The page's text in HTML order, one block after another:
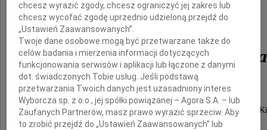
Z żalem i smutkiem żegnamy
Włodzimierza Wójcika
byłego Wojewodę Świętokrzyskiego,
długoletniego pracownika Urzędu Wojewódzkiego w
chcesz wyrazić zgody, chcesz ograniczyć jej zakres lub
chcesz wycofać zgodę uprzednio udzieloną przejdź do
„Ustawień Zaawansowanych”.
Twoje dane osobowe mogą być przetwarzane także do
celów badania i mierzenia informacji dotyczących
funkcjonowania serwisów i aplikacji lub łączone z danymi
dot. świadczonych Tobie usług. Jeśli podstawą
przetwarzania Twoich danych jest uzasadniony interes
Wyborcza sp. z o.o., jej spółki powiązanej – Agora S.A. – lub
Zaufanych Partnerów, masz prawo wyrazić sprzeciw. Aby
to zrobić przejdź do „Ustawień Zaawansowanych” lub